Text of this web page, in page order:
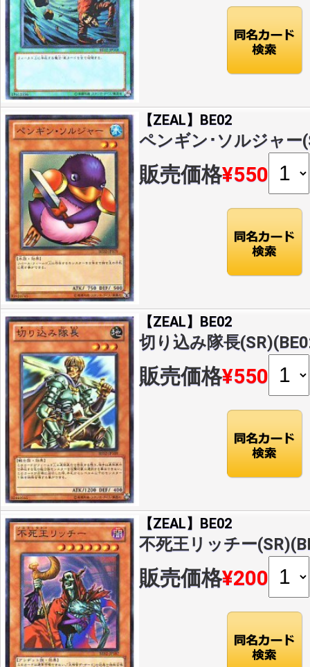
【ZEAL】BE02
ペンギン･ソルジャー
販売価格¥550
【ZEAL】BE02
切り込み隊長
販売価格¥550
【ZEAL】BE02
不死王リッチー
販売価格¥200